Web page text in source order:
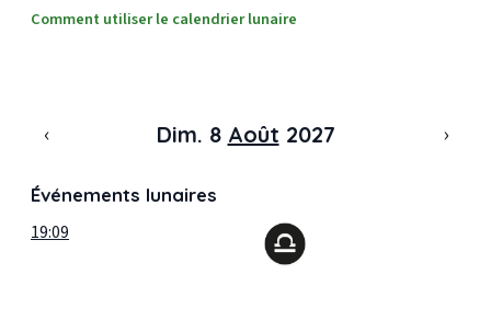
Comment utiliser le calendrier lunaire
‹ Dim. 8 Août 2027 ›
Événements lunaires
19:09